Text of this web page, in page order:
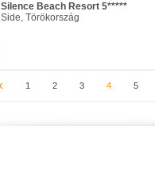
Silence Beach Resort 5*****
Side, Törökország
1 2 3 4 5